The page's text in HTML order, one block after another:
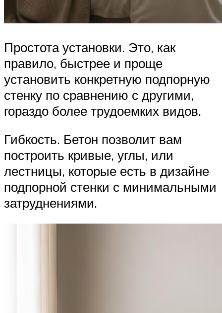
Простота установки. Это, как
правило, быстрее и проще
установить конкретную подпорную
стенку по сравнению с другими,
гораздо более трудоемких видов.
Гибкость. Бетон позволит вам
построить кривые, углы, или
лестницы, которые есть в дизайне
подпорной стенки с минимальными
затруднениями.